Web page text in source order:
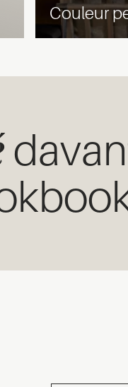
Couleur